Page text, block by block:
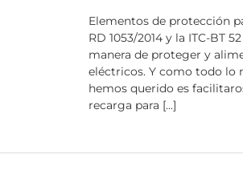
Elementos de protección
RD 1053/2014 y la ITC-BT
manera de proteger y
eléctricos. Y como todo lo
hemos querido es
recarga para [...]